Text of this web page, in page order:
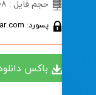
حجم فایل : 908 مگابایت
پسورد: softabzar.com
باکس دانلود